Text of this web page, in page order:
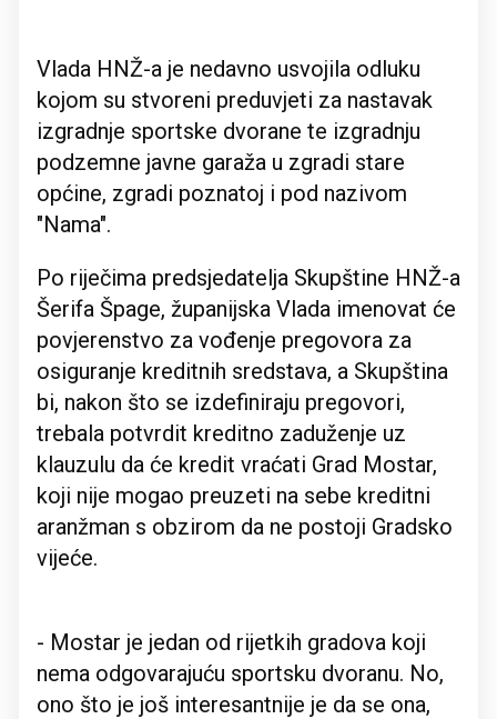
Vlada HNŽ-a je nedavno usvojila odluku
kojom su stvoreni preduvjeti za nastavak
izgradnje sportske dvorane te izgradnju
podzemne javne garaža u zgradi stare
općine, zgradi poznatoj i pod nazivom
"Nama".
Po riječima predsjedatelja Skupštine HNŽ-a
Šerifa Špage, županijska Vlada imenovat će
povjerenstvo za vođenje pregovora za
osiguranje kreditnih sredstava, a Skupština
bi, nakon što se izdefiniraju pregovori,
trebala potvrdit kreditno zaduženje uz
klauzulu da će kredit vraćati Grad Mostar,
koji nije mogao preuzeti na sebe kreditni
aranžman s obzirom da ne postoji Gradsko
vijeće.
- Mostar je jedan od rijetkih gradova koji
nema odgovarajuću sportsku dvoranu. No,
ono što je još interesantnije je da se ona,